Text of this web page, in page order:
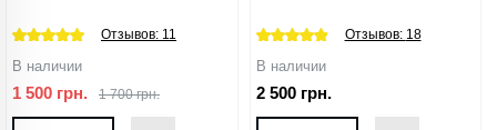
Отзывов: 11
В наличии
1 500 грн. 1 700 грн.
Отзывов: 18
В наличии
2 500 грн.